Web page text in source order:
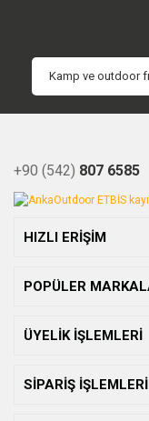
+90 (542) 807 6585
HIZLI ERİŞİM
POPÜLER
ÜYELİK İŞLEMLERİ
SİPARİŞ İŞLEMLERİ